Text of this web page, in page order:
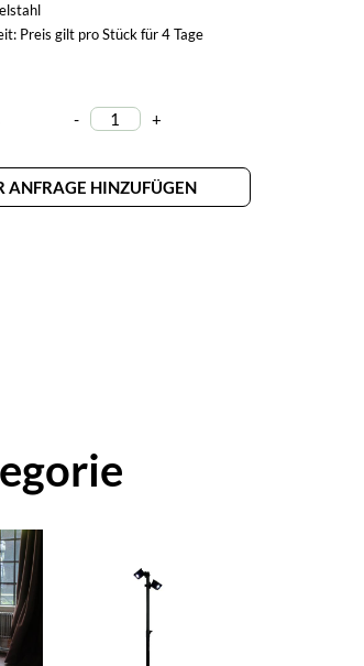
Preis gilt pro Stück für 4 Tage
- +
ANFRAGE HINZUFÜGEN